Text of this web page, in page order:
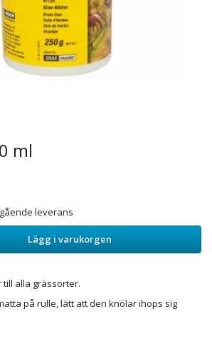
ml
leverans
Lägg i varukorgen
till alla grässorter.
på rulle, lätt att den knölar ihops sig